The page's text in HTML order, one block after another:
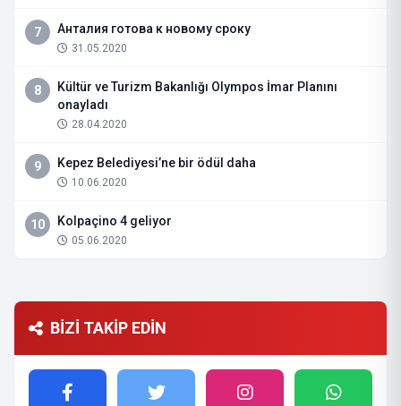
7 Анталия готова к новому сроку
31.05.2020
8
Kültür ve Turizm Bakanlığı Olympos İmar Planını
onayladı
28.04.2020
9 Kepez Belediyesi’ne bir ödül daha
10.06.2020
10 Kolpaçino 4 geliyor
05.06.2020
BİZİ TAKİP EDİN